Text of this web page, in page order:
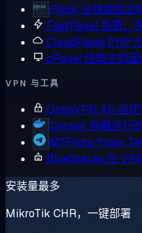
Plesk 全栈虚拟主
FastPanel 免费、
CloudPanel PHP
cPanel经典主机面
VPN 与工具
OpenVPN AS 自
Docker 容器运行
MTProto Proxy
BlueStacks 在
安装量最多
MikroTik CHR，一键部署